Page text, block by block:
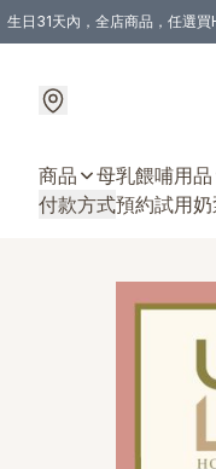
生日31天內，全店商品，任選
商品 母乳餵哺用品
付款方式預約試用奶